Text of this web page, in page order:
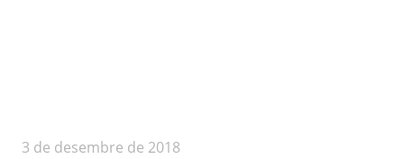
3 de desembre de 2018